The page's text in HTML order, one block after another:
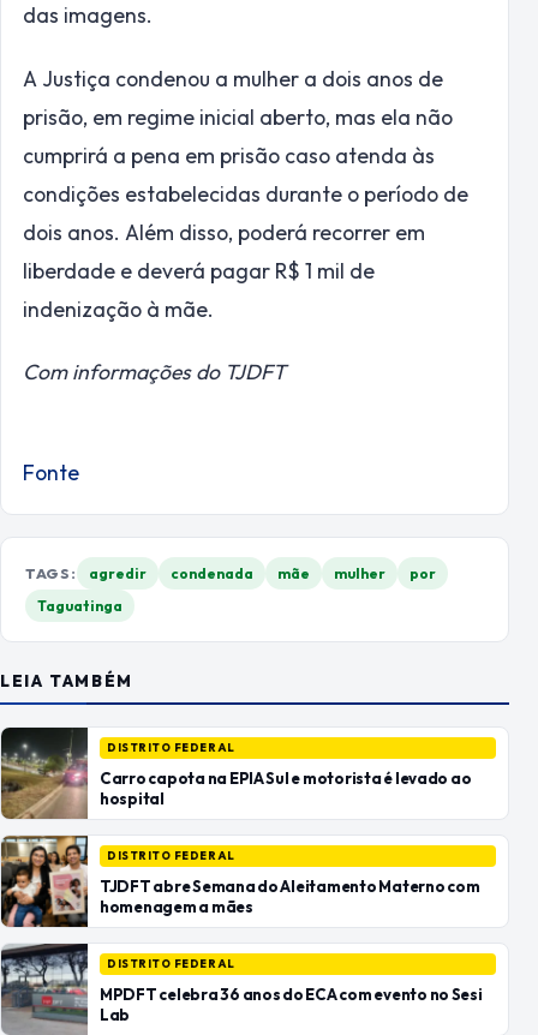
das imagens.
A Justiça condenou a mulher a dois anos de
prisão, em regime inicial aberto, mas ela não
cumprirá a pena em prisão caso atenda às
condições estabelecidas durante o período de
dois anos. Além disso, poderá recorrer em
liberdade e deverá pagar R$ 1 mil de
indenização à mãe.
Com informações do TJDFT
Fonte
TAGS: agredir condenada mãe mulher
por
Taguatinga
LEIA TAMBÉM
DISTRITO FEDERAL
Carro capota na EPIA Sul e motorista é levado ao
hospital
DISTRITO FEDERAL
TJDFT abre Semana do Aleitamento Materno com
homenagem a mães
DISTRITO FEDERAL
MPDFT celebra 36 anos do ECA com evento no Sesi
Lab